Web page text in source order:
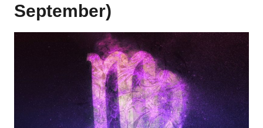
September)